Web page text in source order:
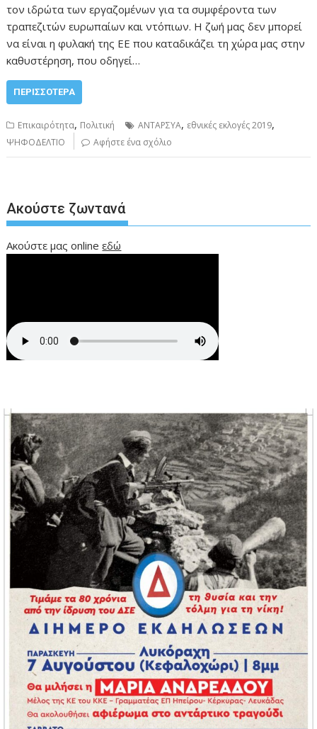
τον ιδρώτα των εργαζομένων για τα συμφέροντα των
τραπεζιτών ευρωπαίων και ντόπιων. Η ζωή μας δεν μπορεί
να είναι η φυλακή της ΕΕ που καταδικάζει τη χώρα μας στην
καθυστέρηση, που οδηγεί…
ΠΕΡΙΣΣΌΤΕΡΑ
Επικαιρότητα, Πολιτική ΑΝΤΑΡΣΥΑ, εθνικές εκλογές 2019,
ΨΗΦΟΔΕΛΤΙΟ Αφήστε ένα σχόλιο
Ακούστε ζωντανά
Ακούστε μας onlineεδώ